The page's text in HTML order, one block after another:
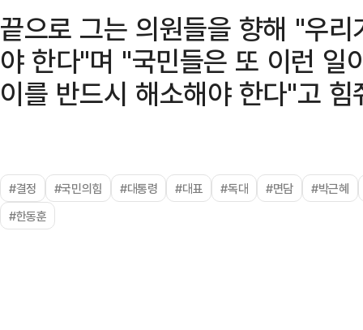
끝으로 그는 의원들을 향해 "우
야 한다"며 "국민들은 또 이런 일
이를 반드시 해소해야 한다"고 힘
#결정 #국민의힘 #대통령 #대표 #독대 #면담
#박근혜
#한동훈